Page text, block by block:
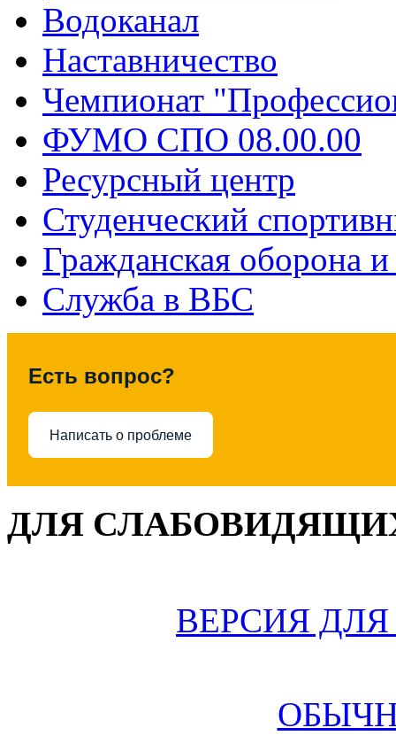
Водоканал
Наставничество
Чемпионат
ФУМО СПО 08.00.00
Ресурсный центр
Студенческий
Гражданская оборона
Служба в ВБС
Есть вопрос?
Написать о проблеме
ДЛЯ
ВЕРСИЯ